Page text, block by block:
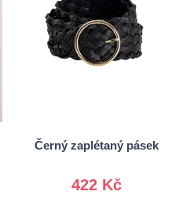
Černý zaplétaný pásek
422 Kč